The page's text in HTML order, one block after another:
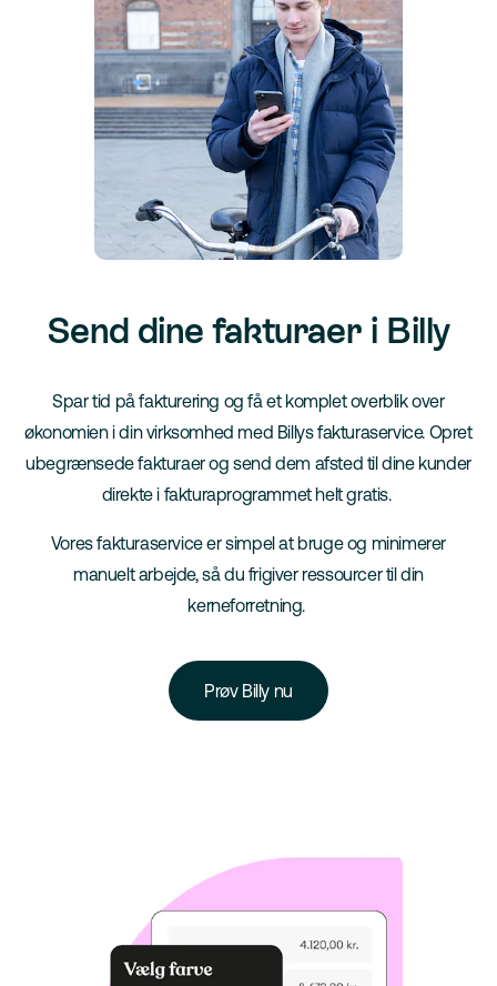
Send dine fakturaer i Billy
Spar tid på fakturering og få et komplet overblik over
økonomien i din virksomhed med Billys fakturaservice. Opret
ubegrænsede fakturaer og send dem afsted til dine kunder
direkte i fakturaprogrammet helt gratis.
Vores fakturaservice er simpel at bruge og minimerer
manuelt arbejde, så du frigiver ressourcer til din
kerneforretning.
Prøv Billy nu